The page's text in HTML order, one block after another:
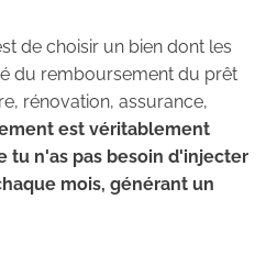
de choisir un bien dont les
du remboursement du prêt
rénovation, assurance,
est véritablement
tu n'as pas besoin d'injecter
mois, générant un